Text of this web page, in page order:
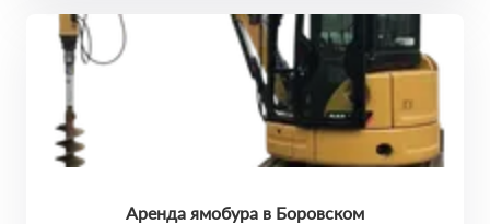
Аренда ямобура в Боровском